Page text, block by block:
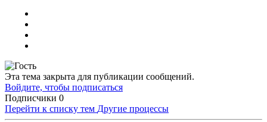
Эта тема закрыта для публикации сообщений.
Войдите, чтобы подписаться
Подписчики 0
Перейти к списку тем Другие процессы